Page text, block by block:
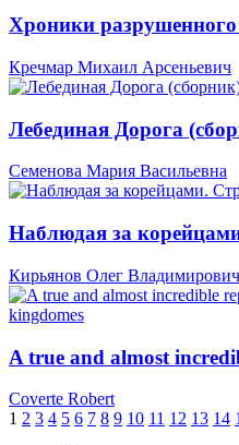
Хроники разрушенного
Кречмар Михаил Арсеньевич
Лебединая Дорога
Семенова Мария Васильевна
Наблюдая за
Кирьянов Олег Владимирович
A true and almost
Coverte Robert
1 2 3 4 5 6 7 8 9 10 11 12 13 14